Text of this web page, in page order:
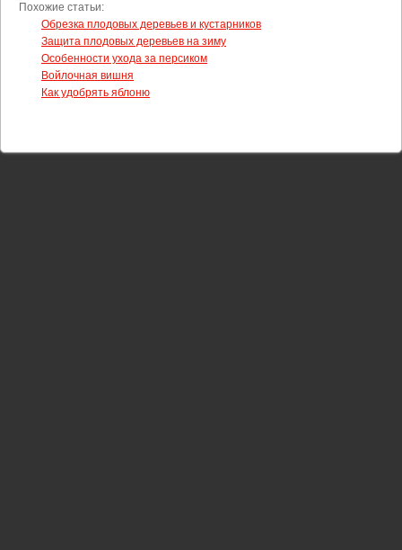
Похожие статьи:
Обрезка плодовых деревьев и кустарников
Защита плодовых деревьев на зиму
Особенности ухода за персиком
Войлочная вишня
Как удобрять яблоню